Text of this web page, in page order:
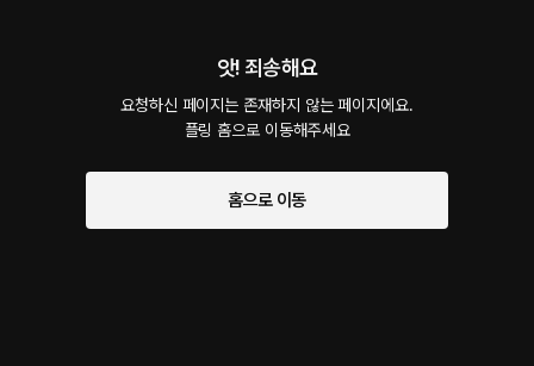
앗! 죄송해요
요청하신 페이지는 존재하지 않는 페이지에요.
플링 홈으로 이동해주세요
홈으로 이동